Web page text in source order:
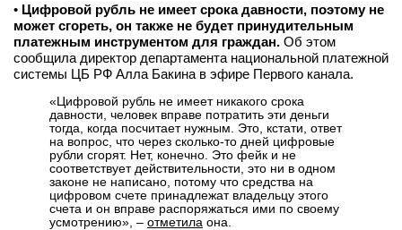
Мероприятия
Новости
Интервью
вконтакте
телеграм
Стать автором
• Цифровой рубль не имеет срока давности, поэтому не
может сгореть, он также не будет принудительным
платежным инструментом для граждан. Об этом
сообщила директор департамента национальной платежной
системы ЦБ РФ Алла Бакина в эфире Первого канала.
«Цифровой рубль не имеет никакого срока
давности, человек вправе потратить эти деньги
тогда, когда посчитает нужным. Это, кстати, ответ
на вопрос, что через сколько-то дней цифровые
рубли сгорят. Нет, конечно. Это фейк и не
соответствует действительности, это ни в одном
законе не написано, потому что средства на
цифровом счете принадлежат владельцу этого
счета и он вправе распоряжаться ими по своему
усмотрению», – отметила она.